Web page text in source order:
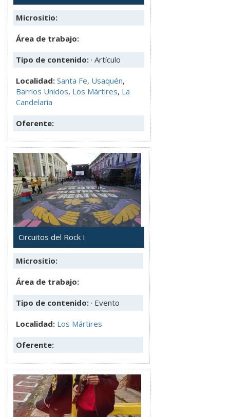
Micrositio:
Área de trabajo:
Tipo de contenido: · Artículo
Localidad: Santa Fe, Usaquén,
Barrios Unidos, Los Mártires, La
Candelaria
Oferente:
Circuitos del Rock I
Micrositio:
Área de trabajo:
Tipo de contenido: · Evento
Localidad: Los Mártires
Oferente: